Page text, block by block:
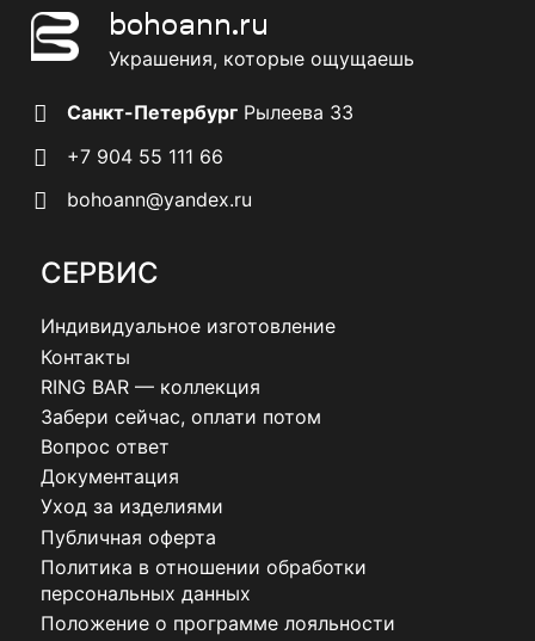
bohoann.ru
Украшения, которые ощущаешь
Санкт-Петербург Рылеева 33
+7 904 55 111 66
bohoann@yandex.ru
СЕРВИС
Индивидуальное изготовление
Контакты
RING BAR — коллекция
Забери сейчас, оплати потом
Вопрос ответ
Документация
Уход за изделиями
Публичная оферта
Политика в отношении обработки
персональных данных
Положение о программе лояльности